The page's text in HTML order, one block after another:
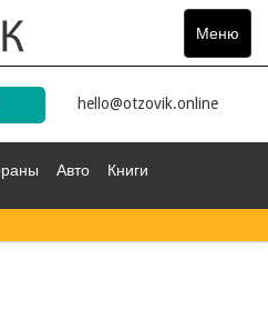
Меню
Toggle
hello@otzovik.online
Авто Книги